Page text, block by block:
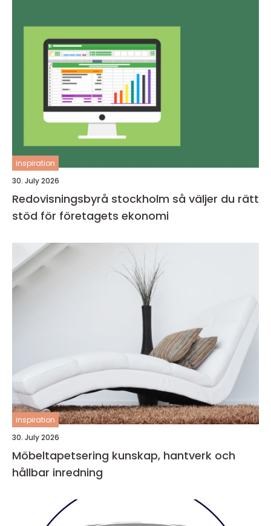
inspiration
30. July 2026
Redovisningsbyrå stockholm så väljer du rätt
stöd för företagets ekonomi
inspiration
30. July 2026
Möbeltapetsering kunskap, hantverk och
hållbar inredning